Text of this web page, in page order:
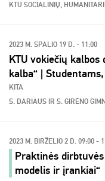
KTU SOCIALINIŲ,
2023 M. SPALIO 19 D. - 11:00
KTU vokiečių kalbos
kalba“ |
KITA
S. DARIAUS IR S. GIRĖNO
2023 M. BIRŽELIO 2 D. 09:00 -
Praktinės dirbtuvės
modelis ir įrankiai“